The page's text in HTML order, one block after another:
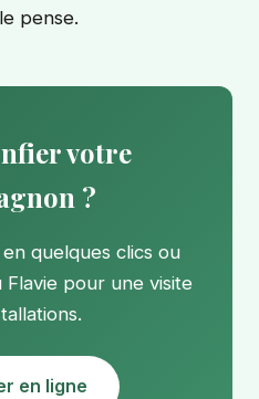
pense.
votre
?
quelques clics ou
pour une visite
en ligne